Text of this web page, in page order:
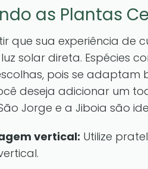
as Plantas
que sua experiência de
solar direta. Espécies
pois se
deseja adicionar um
Jorge e a Jiboia são
vertical: Utilize